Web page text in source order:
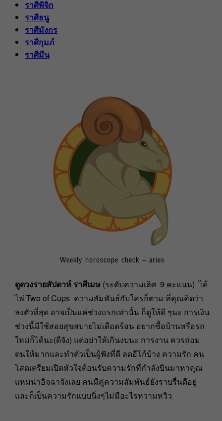
ราศีพิจิก
ราศีธนู
ราศีมังกร
ราศีกุมภ์
ราศีมีน
Weekly horoscope check – aries
ดูดวงรายสัปดาห์ ราศีเมษ (ระดับความเลิศ 9 คะแนน) ได้
ไพ่ Two of Cups ความสัมพันธ์กับใครก็ตาม ที่คุณคิดว่า
ลงตัวที่สุด อาจเป็นแค่ช่วงแรกเท่านั้น ก็ดูให้ดี ๆนะ การเงิน
ช่วงนี้มีใช้สอยสุขสบายไม่เดือดร้อน อยากซื้อบ้านหรือรถ
ใหม่ก็ได้นะ(ดีจัง) แต่อย่าให้เกินงบนะ การงาน ควรถ่อม
ตนให้มากและทำตัวเป็นผู้ฟังที่ดี ลดอีโก้บ้าง ความรัก คน
โสดเตรียมเปิดหัวใจต้อนรับความรักที่กำลังบินมาหาคุณ
แหมน่าอิจฉาจังเลย คนมีคู่ความสัมพันธ์ยังราบรื่นดีอยู่
และก็เป็นความรักแบบนิ่งๆไม่มีอะไรหวามหวิว